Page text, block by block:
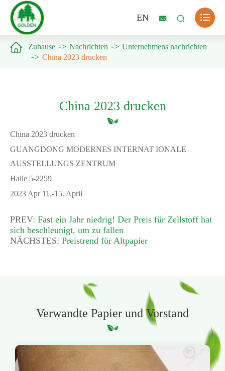
EN   
 Zuhause Nachrichten
Unternehmens nachrichten
China 2023 drucken
China 2023 drucken
China 2023 drucken
GUANGDONG MODERNES INTERNAT IONALE
AUSSTELLUNGS ZENTRUM
Halle 5-2259
2023 Apr 11.-15. April
PREV: Fast ein Jahr niedrig! Der Preis für Zellstoff hat
sich beschleunigt, um zu fallen
NÄCHSTES: Preistrend für Altpapier
Verwandte Papier und Vorstand